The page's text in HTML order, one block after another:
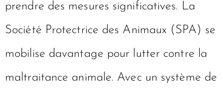
prendre des mesures significatives. La
Société Protectrice des Animaux (SPA) se
mobilise davantage pour lutter contre la
maltraitance animale. Avec un système de